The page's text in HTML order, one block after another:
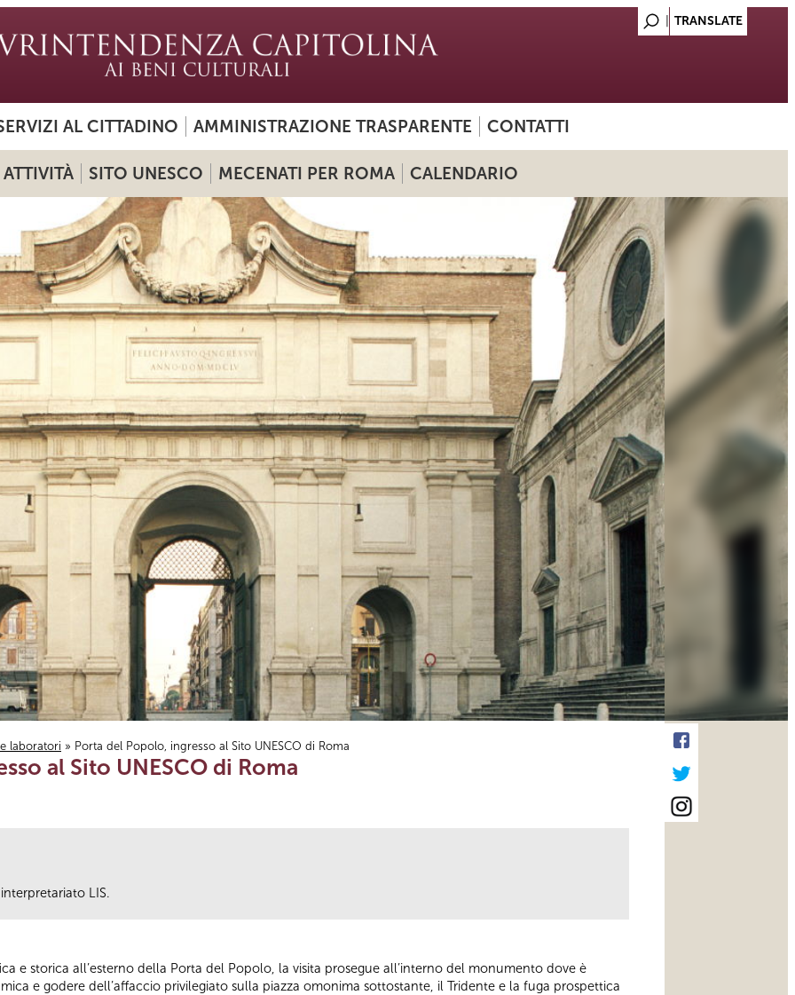
AL CITTADINO AMMINISTRAZIONE TRASPARENTE CONTATTI
ATTIVITÀ SITO UNESCO MECENATI PER ROMA CALENDARIO
laboratori » Porta del Popolo, ingresso al Sito UNESCO di Roma
al Sito UNESCO di Roma
LIS.
e storica all’esterno della Porta del Popolo, la visita prosegue all’interno del monumento dove è
e godere dell’affaccio privilegiato sulla piazza omonima sottostante, il Tridente e la fuga prospettica